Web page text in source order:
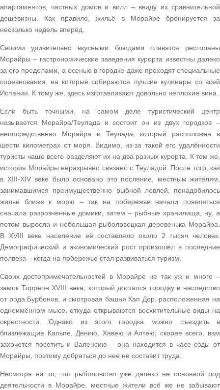
апартаментов, частных домов и вилл – ввиду их сравнительной
дешевизны. Как правило, жильё в Морайре бронируется за
несколько недель вперёд.
Своими удивительно вкусными блюдами славятся рестораны
Морайры – гастрономические заведения курорта известны далеко
за его пределами, а осенью в городке даже проходят специальные
соревнования, на которые собираются лучшие кулинары со всей
Испании. К тому же, здесь изготавливают довольно неплохие вина.
Если быть точными, на самом деле туристический центр
называется Морайра/Теулада и состоит он из двух городков –
непосредственно Морайра и Теулада, который расположен в
шести километрах от моря. Видимо, из-за такой его удалённости
туристы чаще всего разделяют их на два разных курорта. К том же,
история Морайры неразрывно связано с Теуладой. После того, как
в XIII-XIV веке было основано это посление, местным жителям,
занимавшимся преимущественно рыбной ловлей, понадобилось
жильё ближе к морю – так на побережье начали появляться
сначала разрозненные домики, затем – рыбные хранилища, ну, а
потом выросла и небольшая рыболовецкая деревенька Морайра.
В XVIII веке население её составляло около 2 тысяч человек.
Демографический и экономический рост произошёл в последние
полвека – когда на побережье стал развиваться туризм.
Своих достопримечательностей в Морайре не так уж и много –
замок Торреон XVIII века, который достался городку в наследство
от рода Бурбонов, и смотровая башня Кап Дор, расположенная на
одноимённом мысе, откуда открываются восхитительные виды на
окрестности. Однако из этого городка можно съездить в
близлежащие Кальпе, Дению, Хавею и Алтею; скорее всего, вам
захочется посетить и Валенсию – она находится в часе езды от
Морайры, поэтому добраться до неё не составит труда.
Несмотря на то, что рыболовство уже далеко не основной род
деятельности в Морайре, местные жители всё же не забывают